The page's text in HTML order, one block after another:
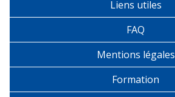
Liens utiles
FAQ
Mentions légales
Formation